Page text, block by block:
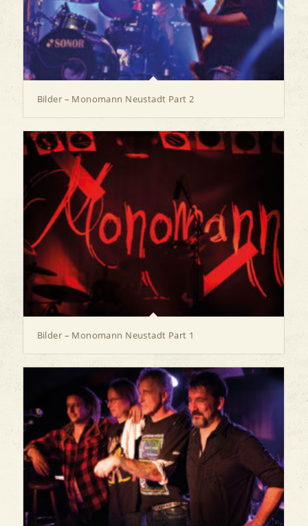
Bilder – Monomann Neustadt Part 2
Bilder – Monomann Neustadt Part 1